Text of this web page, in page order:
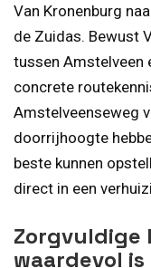
Van Kronenburg
de Zuidas. Bewust
tussen Amstelveen
concrete
Amstelveenseweg
doorrijhoogte
beste kunnen
direct in een
Zorgvuldige
waardevol is